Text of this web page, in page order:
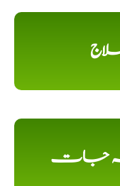
نسخہ جات